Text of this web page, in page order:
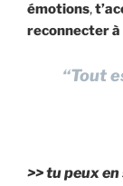
émotions,
reconnecter à
“Tout
>> tu peux